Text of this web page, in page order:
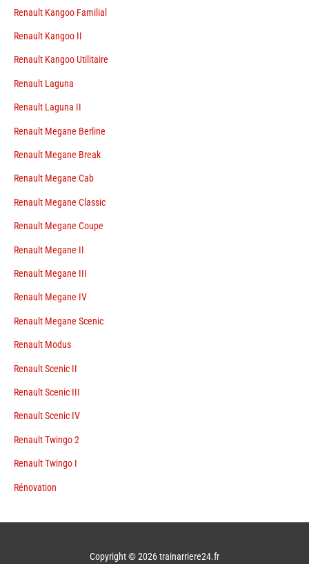
Renault Kangoo Familial
Renault Kangoo II
Renault Kangoo Utilitaire
Renault Laguna
Renault Laguna II
Renault Megane Berline
Renault Megane Break
Renault Megane Cab
Renault Megane Classic
Renault Megane Coupe
Renault Megane II
Renault Megane III
Renault Megane IV
Renault Megane Scenic
Renault Modus
Renault Scenic II
Renault Scenic III
Renault Scenic IV
Renault Twingo 2
Renault Twingo I
Rénovation
Copyright © 2026trainarriere24.fr